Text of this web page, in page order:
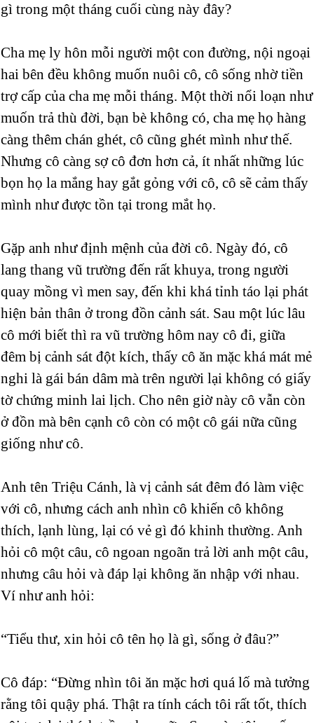
gì trong một tháng cuối cùng này đây?
Cha mẹ ly hôn mỗi người một con đường, nội ngoại
hai bên đều không muốn nuôi cô, cô sống nhờ tiền
trợ cấp của cha mẹ mỗi tháng. Một thời nổi loạn như
muốn trả thù đời, bạn bè không có, cha mẹ họ hàng
càng thêm chán ghét, cô cũng ghét mình như thế.
Nhưng cô càng sợ cô đơn hơn cả, ít nhất những lúc
bọn họ la mắng hay gắt gỏng với cô, cô sẽ cảm thấy
mình như được tồn tại trong mắt họ.
Gặp anh như định mệnh của đời cô. Ngày đó, cô
lang thang vũ trường đến rất khuya, trong người
quay mồng vì men say, đến khi khá tỉnh táo lại phát
hiện bản thân ở trong đồn cảnh sát. Sau một lúc lâu
cô mới biết thì ra vũ trường hôm nay cô đi, giữa
đêm bị cảnh sát đột kích, thấy cô ăn mặc khá mát mẻ
nghi là gái bán dâm mà trên người lại không có giấy
tờ chứng minh lai lịch. Cho nên giờ này cô vẫn còn
ở đồn mà bên cạnh cô còn có một cô gái nữa cũng
giống như cô.
Anh tên Triệu Cánh, là vị cảnh sát đêm đó làm việc
với cô, nhưng cách anh nhìn cô khiến cô không
thích, lạnh lùng, lại có vẻ gì đó khinh thường. Anh
hỏi cô một câu, cô ngoan ngoãn trả lời anh một câu,
nhưng câu hỏi và đáp lại không ăn nhập với nhau.
Ví như anh hỏi:
“Tiểu thư, xin hỏi cô tên họ là gì, sống ở đâu?”
Cô đáp: “Đừng nhìn tôi ăn mặc hơi quá lố mà tưởng
rằng tôi quậy phá. Thật ra tính cách tôi rất tốt, thích